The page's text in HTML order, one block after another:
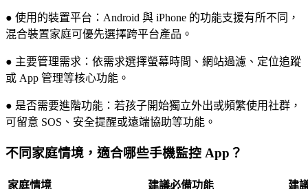
● 使用的裝置平台：Android 與 iPhone 的功能支援有所不同，
混合裝置家庭可優先選擇跨平台產品。
● 主要管理需求：依需求選擇螢幕時間、網站過濾、定位追蹤
或 App 管理等核心功能。
● 是否需要進階功能：若孩子開始獨立外出或頻繁使用社群，
可留意 SOS、安全提醒或遠端協助等功能。
不同家庭情境，適合哪些手機監控 App？
家庭情境 建議必備功能 建